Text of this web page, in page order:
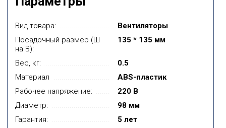
Вид товара:
Вентиляторы
Посадочный размер (Ш
на В):
135 * 135 мм
Вес, кг:
0.5
Материал
ABS-пластик
Рабочее напряжение:
220 В
Диаметр:
98 мм
Гарантия:
5 лет